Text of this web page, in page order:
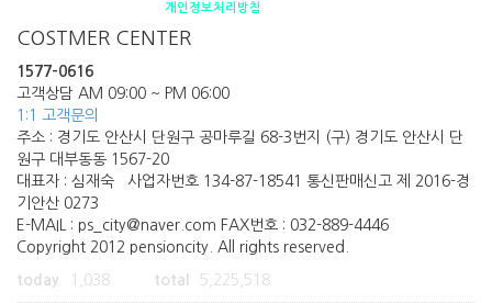
개인정보처리방침
COSTMER CENTER
1577-0616
고객상담 AM 09:00 ~ PM 06:00
1:1 고객문의
주소 : 경기도 안산시 단원구 공마루길 68-3번지 (구) 경기도 안산시 단
원구 대부동동 1567-20
대표자 : 심재숙 사업자번호 134-87-18541 통신판매신고 제 2016-경
기안산 0273
E-MAIL : ps_city@naver.com FAX번호 : 032-889-4446
Copyright 2012 pensioncity. All rights reserved.
today 1,038 total 5,225,518